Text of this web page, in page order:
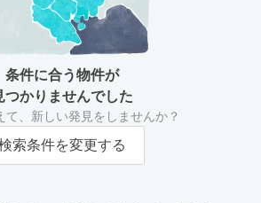
条件に合う物件が
つかりませんでした
て、新しい発見をしませんか？
索条件を変更する